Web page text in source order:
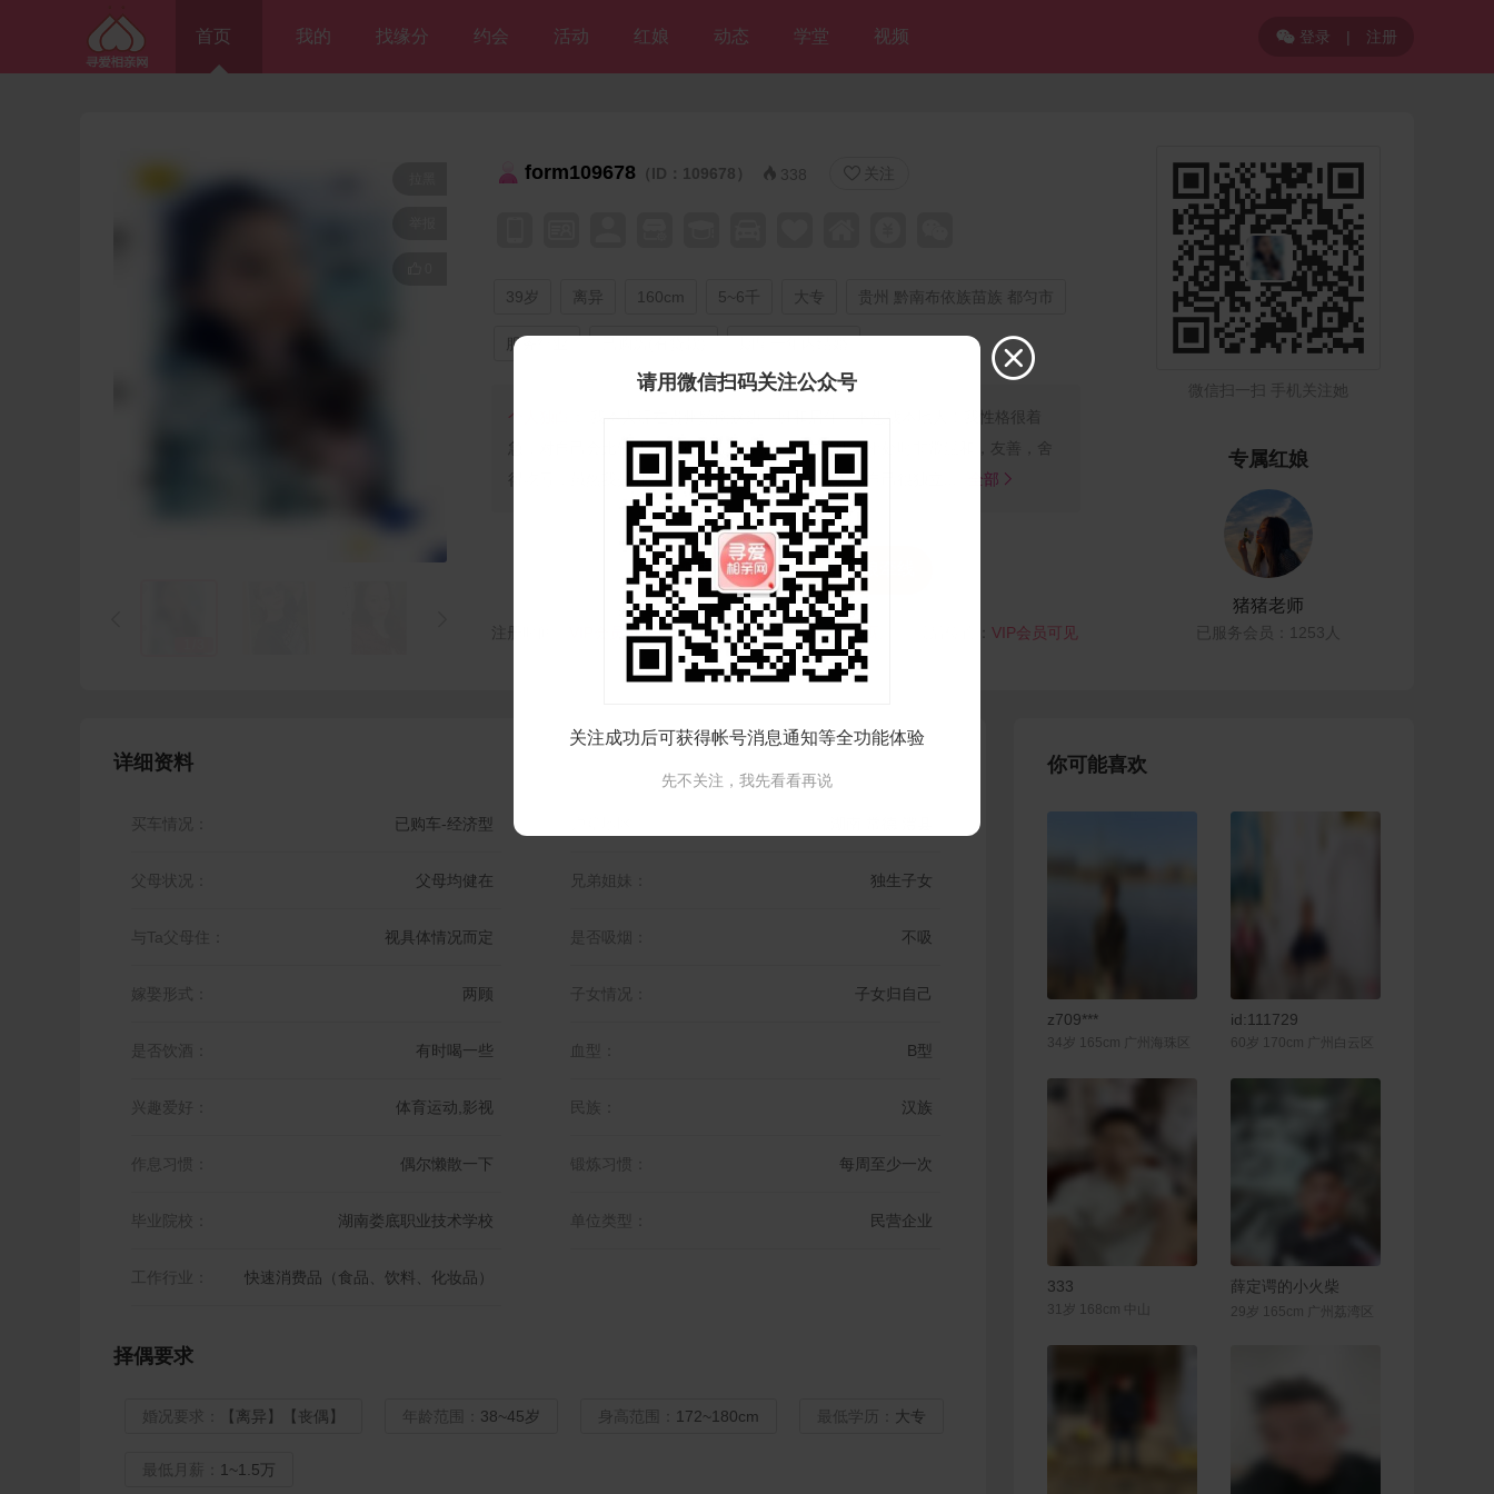
首页 我的 找缘分 约会 活动 红娘 动态 学堂 视频  登录 | 注册
form109678 （ID：109678）  338  关注
39岁 离异 160cm 5~6千 大专 贵州 黔南布依族苗族 都匀市
服务行业
个人独白：
我本人现在贵州黔南这边上班和居住，不想找本地人！我性格很着
急，对自己会比较严苛，能自己吃苦，但是在和朋友相处时非常温和，友善，舍
得吃亏，虽然我是独生女，但从小因为留守的原因，自己很独立...
全部 
 打招呼  红娘牵线
VIP会员可见最后登录时间： VIP会员可见 VIP会员可见
微信扫一扫 手机关注她
专属红娘
猪猪老师
已服务会员：1253人
详细资料
买车情况： 已购车-经济型
父母状况： 父母均健在 兄弟姐妹： 独生子女
与Ta父母住： 视具体情况而定 是否吸烟： 不吸
嫁娶形式： 两顾 子女情况： 子女归自己
是否饮酒： 有时喝一些 血型： B型
兴趣爱好： 体育运动,影视 民族： 汉族
作息习惯： 偶尔懒散一下 锻炼习惯： 每周至少一次
毕业院校： 湖南娄底职业技术学校 单位类型： 民营企业
工作行业： 快速消费品（食品、饮料、化妆品）
择偶要求
婚况要求： 【离异】【丧偶】 年龄范围： 38~45岁 身高范围： 172~180cm 最低学历： 大专
最低月薪： 1~1.5万
你可能喜欢
z709***
34岁 165cm 广州海珠区
联系Ta
id:111729
60岁 170cm 广州白云区
333
31岁 168cm 中山
联系Ta
薛定谔的小火柴
29岁 165cm 广州荔湾区

请用微信扫码关注公众号
关注成功后可获得帐号消息通知等全功能体验
先不关注，我先看看再说